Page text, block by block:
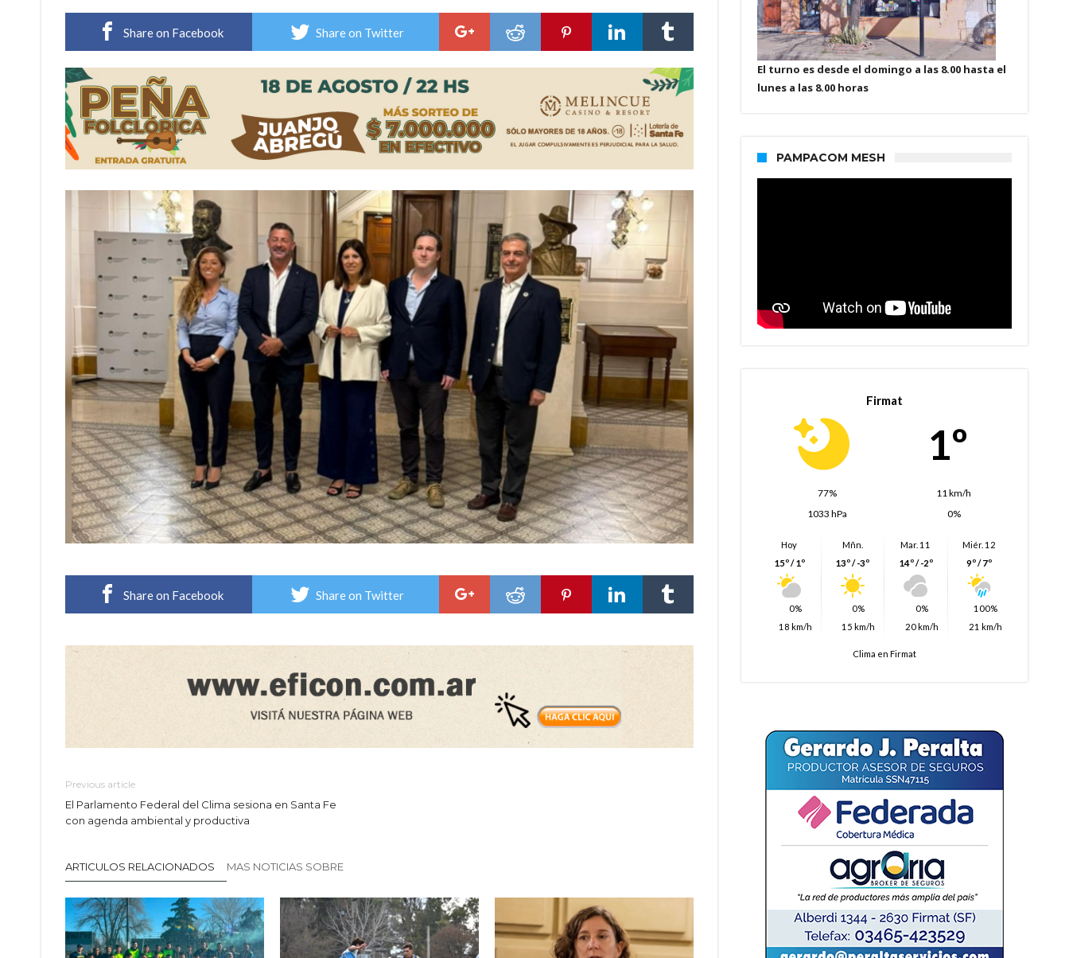
Violento robo en la zona rural de Firmat: maniataron a una pareja de adultos mayores
Share on Facebook Share on Twitter
Share on Facebook Share on Twitter
Previous article
El Parlamento Federal del Clima sesiona en Santa Fe
con agenda ambiental y productiva
ARTICULOS RELACIONADOS MAS NOTICIAS SOBRE
El turno es desde el domingo a las 8.00 hasta el
lunes a las 8.00 horas
PAMPACOM MESH
Firmat
1º
77%
11 km/h
1033 hPa
0%
Hoy
15º / 1º
0%
18 km/h
Mñn.
13º / -3º
0%
15 km/h
Mar. 11
14º / -2º
0%
20 km/h
Miér. 12
9º / 7º
100%
21 km/h
Clima en Firmat